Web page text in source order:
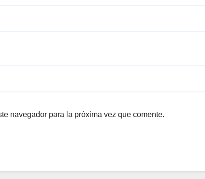
navegador para la próxima vez que comente.